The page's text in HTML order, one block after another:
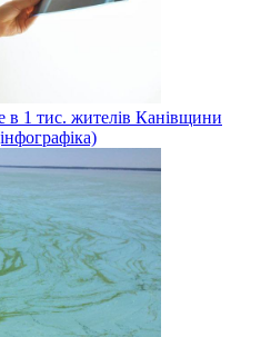
в 1 тис. жителів Канівщини